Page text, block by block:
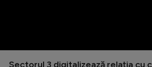
Sectorul 3 digitalizează relația cu